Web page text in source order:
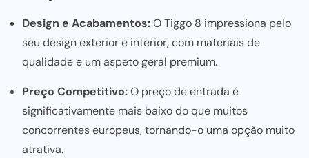
Design e Acabamentos:O Tiggo 8 impressiona pelo
seu design exterior e interior, com materiais de
qualidade e um aspeto geral premium.
Preço Competitivo:O preço de entrada é
significativamente mais baixo do que muitos
concorrentes europeus, tornando-o uma opção muito
atrativa.